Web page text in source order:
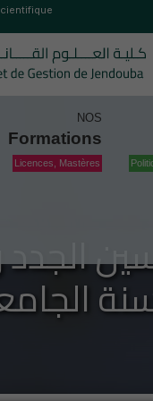
NOS
Formations
Licences, Mastères
الجدد
2024/